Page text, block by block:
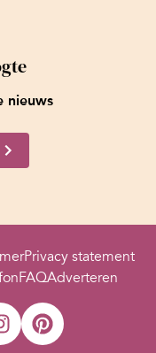
nieuws
Privacy statement
FAQAdverteren